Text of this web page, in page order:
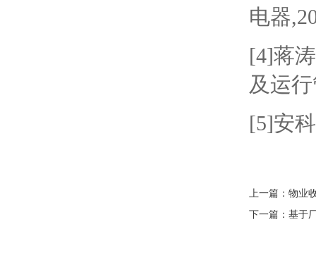
电器
[4]蒋
及运
[5]安
上一篇： 物业
下一篇： 基于